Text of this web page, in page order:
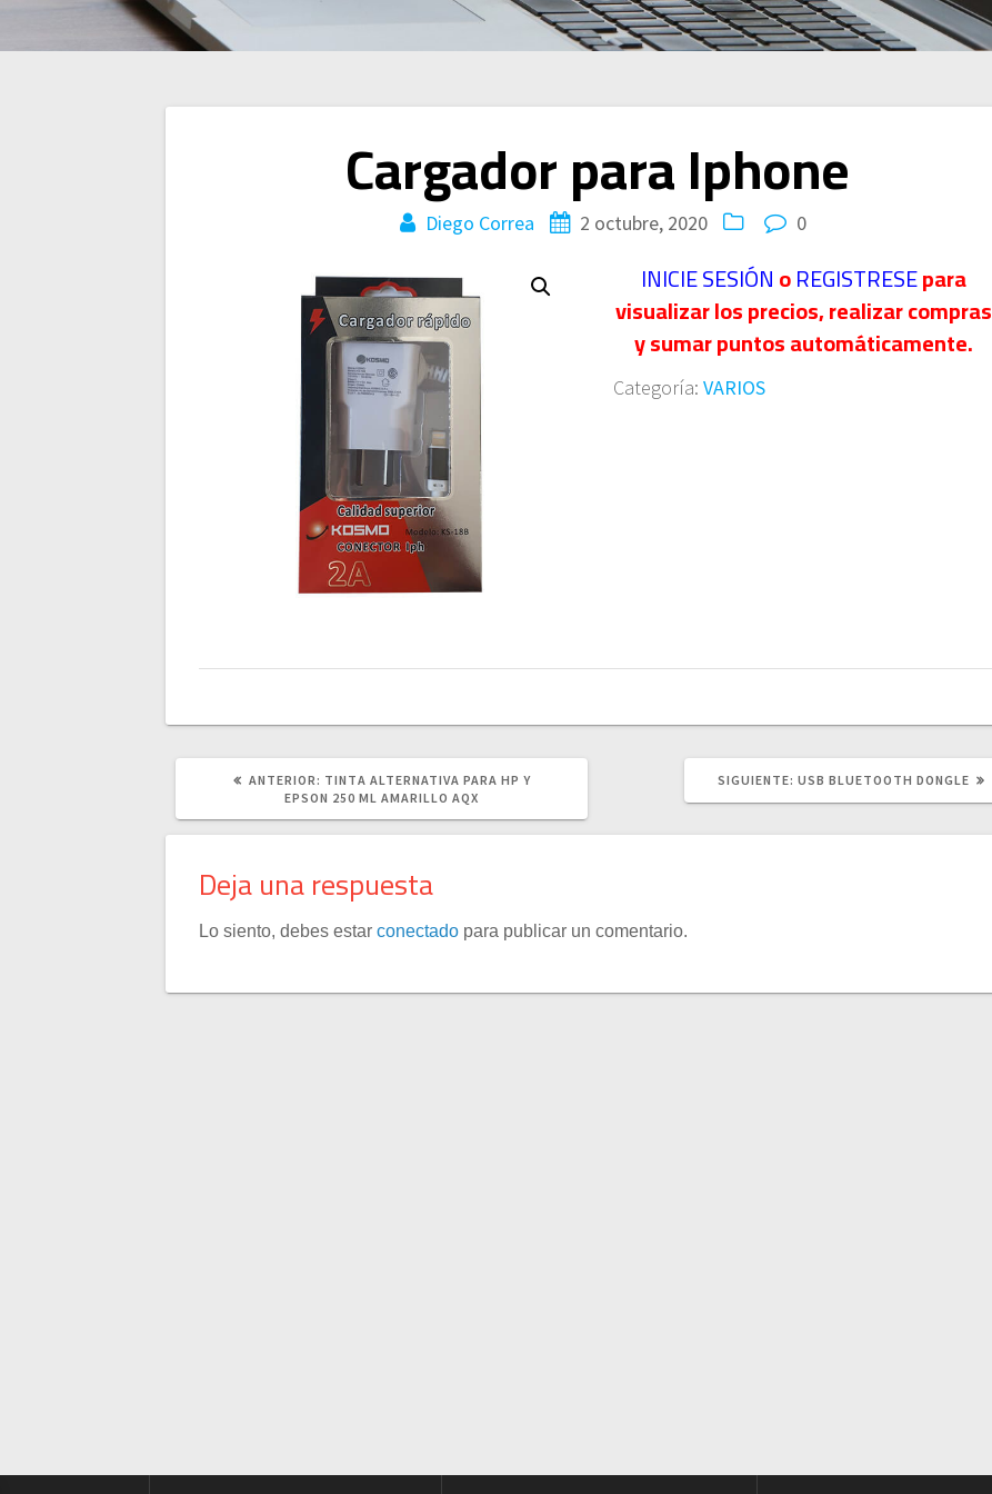
Cargador para Iphone
Diego Correa 2 octubre, 2020 0
INICIE SESIÓNoREGISTRESEpara
visualizar los precios, realizar compras
y sumar puntos automáticamente.
Categoría: VARIOS
Navegación
entradas
ANTERIOR: POST
ANTERIOR:
TINTA ALTERNATIVA PARA HP Y
EPSON 250 ML AMARILLO AQX
SIGUIENTE: SIGUIENTE
USB BLUETOOTH DONGLE
Deja una respuesta
Lo siento, debes estarconectado para publicar un comentario.